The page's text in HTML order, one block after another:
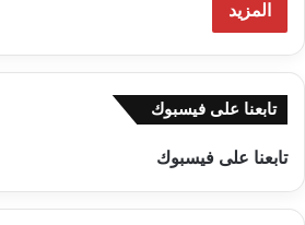
المزيد
تابعنا على فيسبوك
تابعنا على فيسبوك